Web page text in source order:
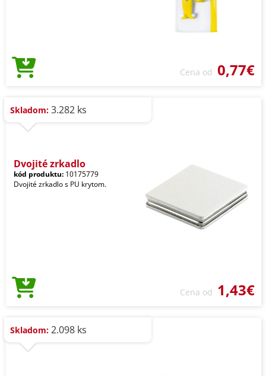
Cena od 0,77€
Skladom: 3.282 ks
Dvojité zrkadlo
kód produktu: 10175779
Dvojité zrkadlo s PU krytom.
Cena od 1,43€
Skladom: 2.098 ks